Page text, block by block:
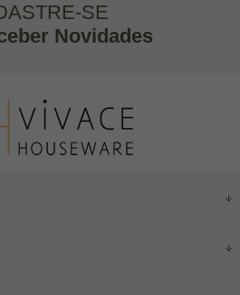
SE
Novidades